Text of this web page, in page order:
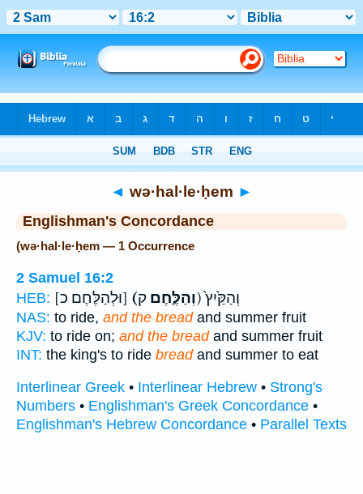
◄ wə·hal·le·ḥem ►
Englishman's Concordance
(wə·hal·le·ḥem — 1 Occurrence
2 Samuel 16:2
HEB:
[וּלְהַלֶּחֶם כ] (וְהַלֶּ֤חֶם ק) וְהַקַּ֙יִץ֙
NAS: to ride, and the breadand summer fruit
KJV: to ride on; and the breadand summer fruit
INT: the king's to ride breadand summer to eat
Interlinear Greek • Interlinear Hebrew • Strong's
Numbers • Englishman's Greek Concordance •
Englishman's Hebrew Concordance • Parallel Texts